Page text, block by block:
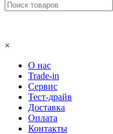
×
О нас
Trade-in
Сервис
Тест-драйв
Доставка
Оплата
Контакты